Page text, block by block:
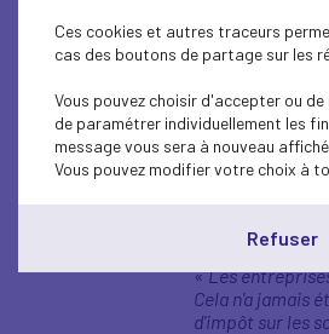
«Il y a
Je ne parle pas
pays. Le Medef
du pays ; 300
des mesures
va
Sur les taxes
«Les
Cela n'a jamais
d'impôt sur les
Ces cookies et autres traceurs
cas des boutons de partage sur les
Vous pouvez choisir d'accepter ou
de paramétrer individuellement les
message vous sera à nouveau
Vous pouvez modifier votre choix à
Refuser